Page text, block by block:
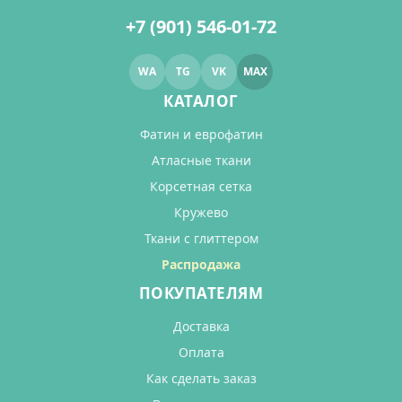
+7 (901) 546-01-72
WA TG VK MAX
КАТАЛОГ
Фатин и еврофатин
Атласные ткани
Корсетная сетка
Кружево
Ткани с глиттером
Распродажа
ПОКУПАТЕЛЯМ
Доставка
Оплата
Как сделать заказ